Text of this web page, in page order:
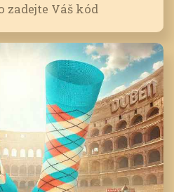
zadejte Váš kód